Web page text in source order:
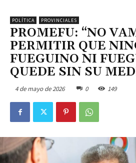
POLÍTICA PROVINCIALES
PROMEFU: “NO
PERMITIR QUE
FUEGUINO NI
QUEDE SIN SU
4 de mayo de 2026 0 149